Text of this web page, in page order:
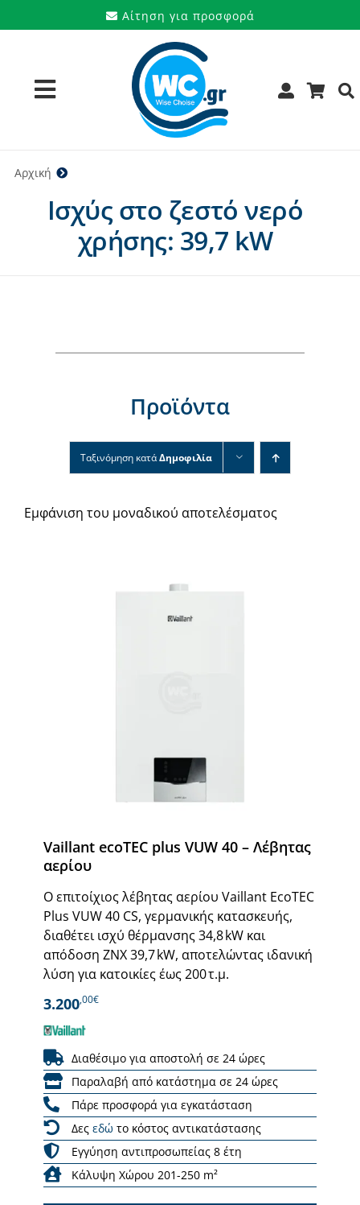
στο
Αίτηση για προσφορά
Toggle
Navigation
Προϊόντα
Υπηρεσίες
Αρχική
Ισχύς στο ζεστό νερό
χρήσης: 39,7 kW
Προϊόντα
Ταξινόμηση κατάΔημοφιλία
Εμφάνιση του μοναδικού αποτελέσματος
Vaillant ecoTEC plus VUW 40 – Λέβητας
αερίου
Ο επιτοίχιος λέβητας αερίου Vaillant EcoTEC
Plus VUW 40 CS, γερμανικής κατασκευής,
διαθέτει ισχύ θέρμανσης 34,8 kW και
απόδοση ΖΝΧ 39,7 kW, αποτελώντας ιδανική
λύση για κατοικίες έως 200 τ.μ.
3.200,00€
Διαθέσιμο για αποστολή σε 24 ώρες
Παραλαβή από κατάστημα σε 24 ώρες
Πάρε προσφορά για εγκατάσταση
Δες εδώ το κόστος αντικατάστασης
Εγγύηση αντιπροσωπείας 8 έτη
Κάλυψη Χώρου 201-250 m²